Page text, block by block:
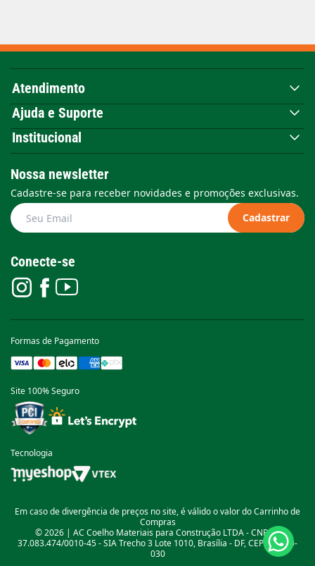
Atendimento
Ajuda e Suporte
Institucional
Nossa newsletter
Cadastre-se para receber novidades e promoções exclusivas.
Cadastrar
Conecte-se
Formas de Pagamento
Site 100% Seguro
Tecnologia
Em caso de divergência de preços no site, é válido o valor do Carrinho de
Compras
© 2026 | AC Coelho Materiais para Construção LTDA - CNPJ nº
37.083.474/0010-45 - SIA Trecho 3 Lote 1010, Brasília - DF, CEP: 71.200-
030